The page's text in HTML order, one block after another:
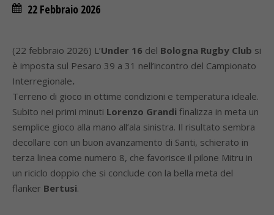
22 Febbraio 2026
(22 febbraio 2026) L’Under 16 del Bologna Rugby Club si
è imposta sul Pesaro 39 a 31 nell’incontro del Campionato
Interregionale.
Terreno di gioco in ottime condizioni e temperatura ideale.
Subito nei primi minuti Lorenzo Grandi finalizza in meta un
semplice gioco alla mano all’ala sinistra. Il risultato sembra
decollare con un buon avanzamento di Santi, schierato in
terza linea come numero 8, che favorisce il pilone Mitru in
un riciclo doppio che si conclude con la bella meta del
flanker Bertusi.